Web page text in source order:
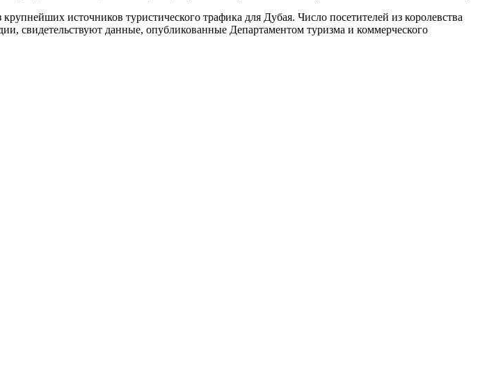
источников туристического трафика для Дубая. Число посетителей из королевства
свидетельствуют данные, опубликованные Департаментом туризма и коммерческого